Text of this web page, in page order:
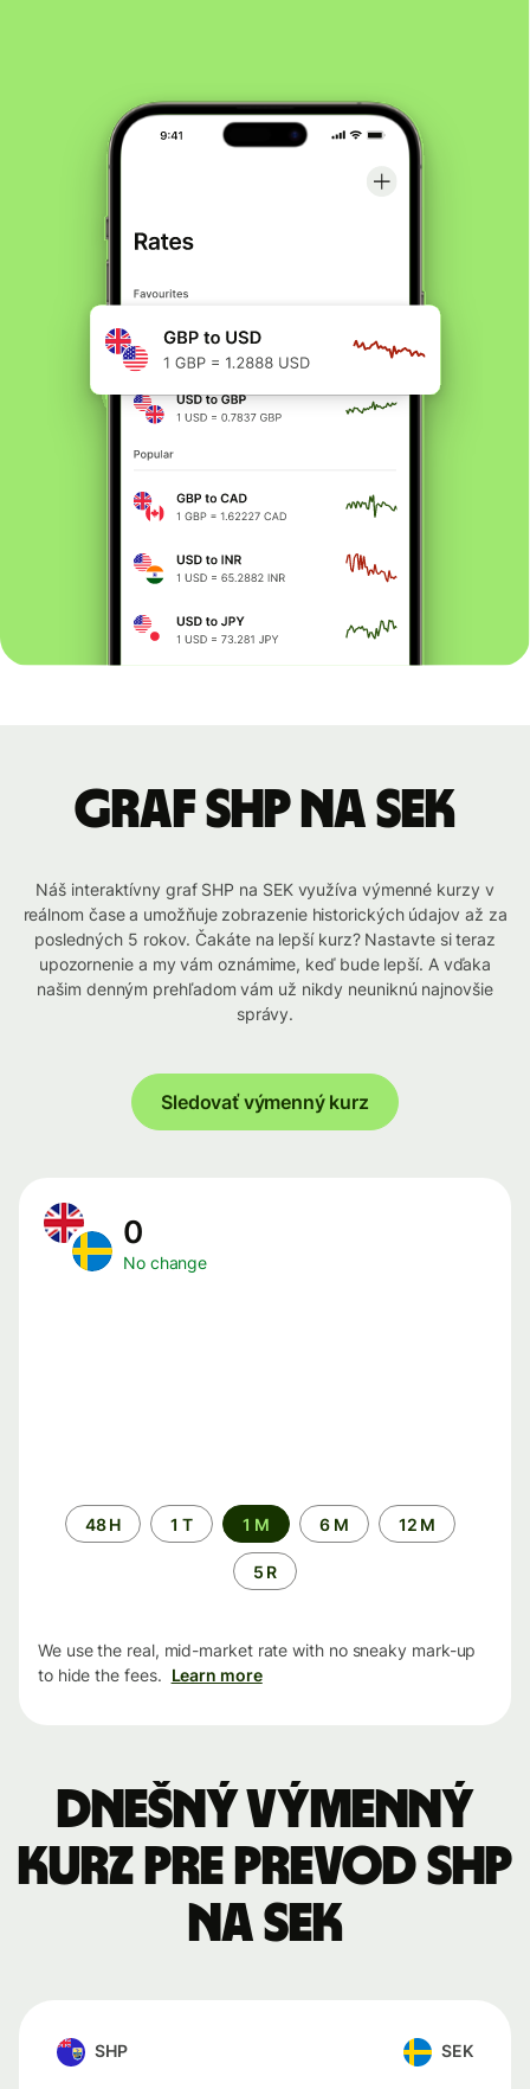
graf SHP na SEK
Náš interaktívny graf SHP na SEK využíva výmenné kurzy v
reálnom čase a umožňuje zobrazenie historických údajov až za
posledných 5 rokov. Čakáte na lepší kurz? Nastavte si teraz
upozornenie a my vám oznámime, keď bude lepší. A vďaka
našim denným prehľadom vám už nikdy neuniknú najnovšie
správy.
Sledovať výmenný kurz
0
No change
Time
period
48 H 1 T 1 M 6 M 12 M
5 R
We use the real, mid-market rate with no sneaky mark-up
to hide the fees. Learn more
Dnešný výmenný
kurz pre prevod SHP
na SEK
SHP SEK